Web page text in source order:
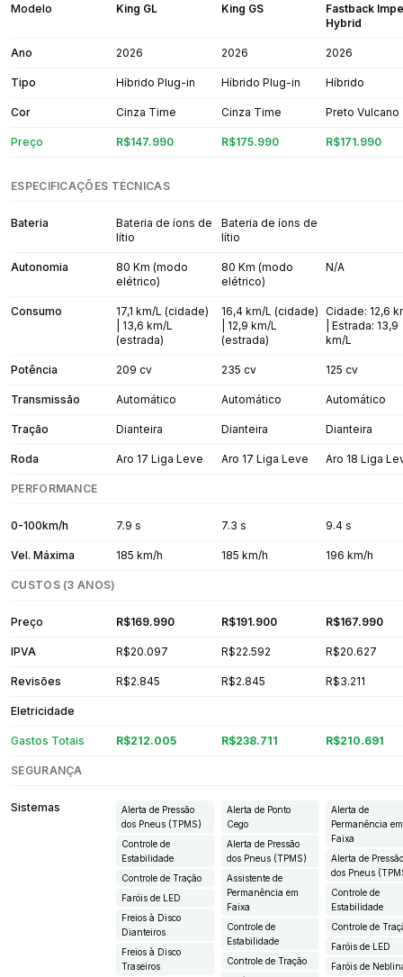
Modelo King GL King GS
Fastback
Hybrid
Ano 2026 2026 2026
Tipo Híbrido Plug-in Híbrido Plug-in Híbrido
Cor Cinza Time Cinza Time Preto Vulcano
Preço R$147.990 R$175.990 R$171.990
ESPECIFICAÇÕES TÉCNICAS
Bateria
Bateria de íons de
lítio
Bateria de íons de
lítio
Autonomia
80 Km (modo
elétrico)
80 Km (modo
elétrico)
N/A
Consumo
17,1 km/L (cidade)
| 13,6 km/L
(estrada)
16,4 km/L (cidade)
| 12,9 km/L
(estrada)
Cidade: 12,6
| Estrada: 13,9
km/L
Potência 209 cv 235 cv 125 cv
Transmissão Automático Automático Automático
Tração Dianteira Dianteira Dianteira
Roda Aro 17 Liga Leve Aro 17 Liga Leve Aro 18 Liga
PERFORMANCE
0-100km/h 7.9 s 7.3 s 9.4 s
Vel. Máxima 185 km/h 185 km/h 196 km/h
CUSTOS (3 ANOS)
Preço R$169.990 R$191.900 R$167.990
IPVA R$20.097 R$22.592 R$20.627
Revisões R$2.845 R$2.845 R$3.211
Eletricidade
Gastos Totais R$212.005 R$238.711 R$210.691
SEGURANÇA
Sistemas
Alerta de Pressão
dos Pneus (TPMS)
Controle de
Estabilidade
Controle de Tração
Faróis de LED
Freios à Disco
Dianteiros
Freios à Disco
Traseiros
Alerta de Ponto
Cego
Alerta de Pressão
dos Pneus (TPMS)
Assistente de
Permanência em
Faixa
Controle de
Estabilidade
Controle de Tração
Alerta de
Permanência em
Faixa
Alerta de
dos Pneus
Controle de
Estabilidade
Controle de
Faróis de LED
Faróis de